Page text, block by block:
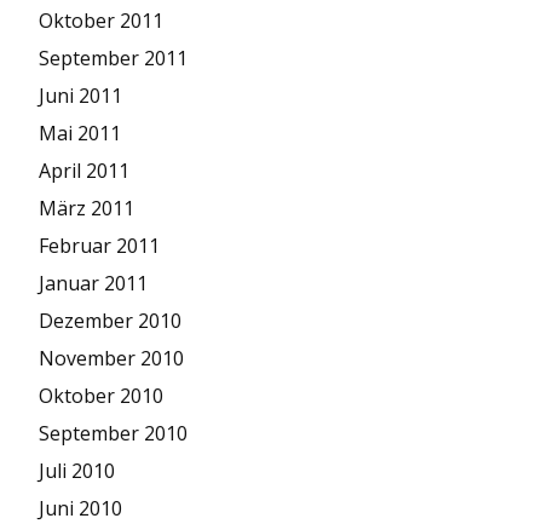
Oktober 2011
September 2011
Juni 2011
Mai 2011
April 2011
März 2011
Februar 2011
Januar 2011
Dezember 2010
November 2010
Oktober 2010
September 2010
Juli 2010
Juni 2010